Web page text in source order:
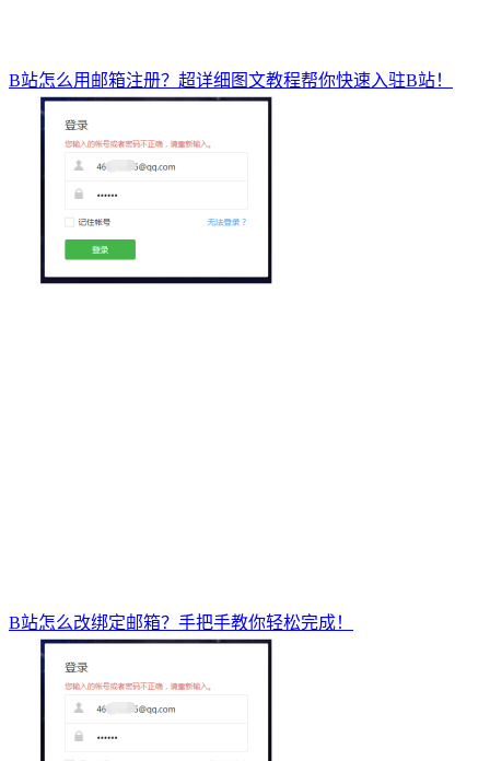
B站怎么用邮箱注册？超详细图文教程帮你快速入驻B站！
B站怎么改绑定邮箱？手把手教你轻松完成！